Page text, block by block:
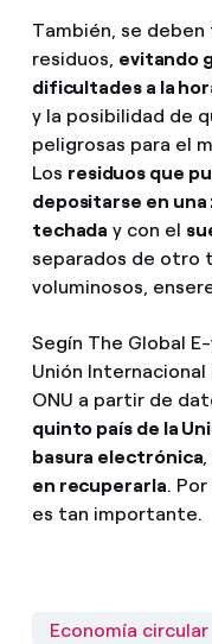
También, se
residuos, evitando
dificultades a la
y la posibilidad de
peligrosas para el
Los residuos que
depositarse en
techada y con el
separados de otro
voluminosos,
Segín The Global
Unión
ONU a partir de
quinto país de la
basura electrónica
en recuperarla.
es tan importante.
Economía circular